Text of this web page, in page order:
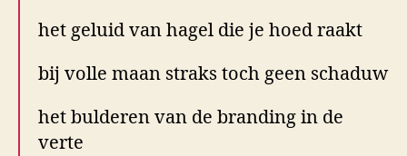
het geluid van hagel die je hoed raakt
bij volle maan straks toch geen schaduw
het bulderen van de branding in de
verte